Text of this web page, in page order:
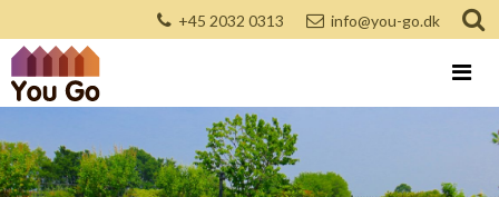
+45 2032 0313 info@you-go.dk